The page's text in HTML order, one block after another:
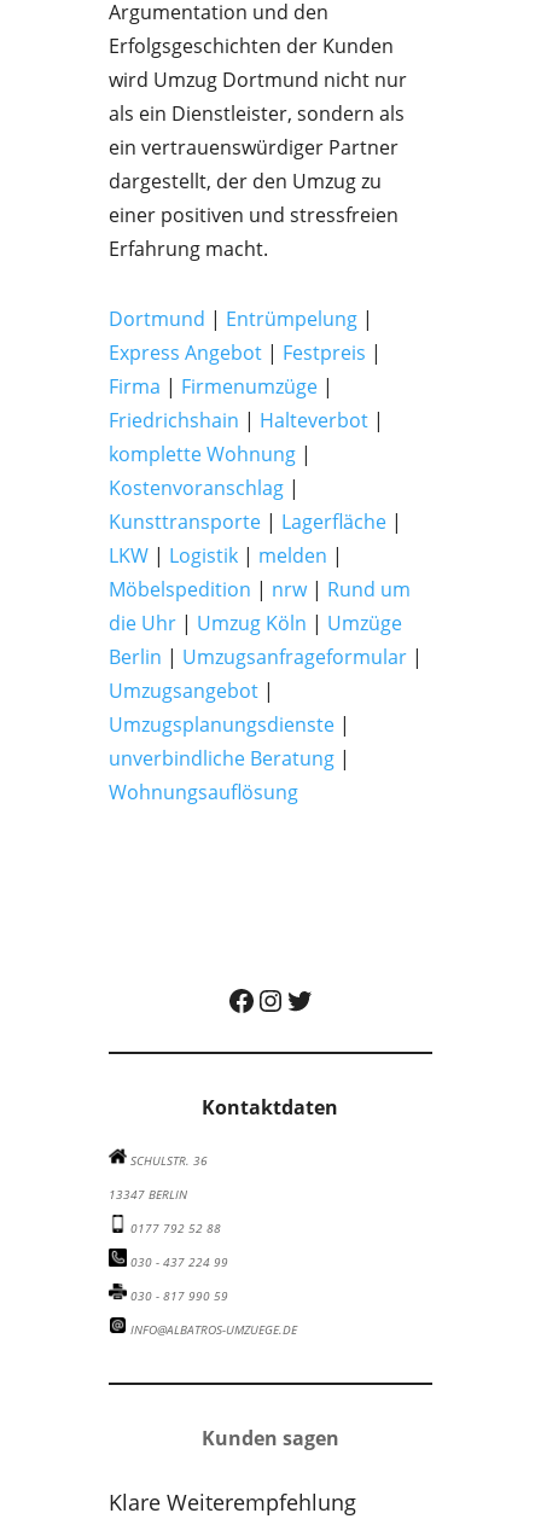
Argumentation und den
Erfolgsgeschichten der Kunden
wird Umzug Dortmund nicht nur
als ein Dienstleister, sondern als
ein vertrauenswürdiger Partner
dargestellt, der den Umzug zu
einer positiven und stressfreien
Erfahrung macht.
Dortmund | Entrümpelung|
Express Angebot| Festpreis |
Firma | Firmenumzüge|
Friedrichshain | Halteverbot|
komplette Wohnung|
Kostenvoranschlag|
Kunsttransporte| Lagerfläche|
LKW| Logistik| melden |
Möbelspedition | nrw| Rund um
die Uhr| Umzug Köln | Umzüge
Berlin | Umzugsanfrageformular|
Umzugsangebot|
Umzugsplanungsdienste|
unverbindliche Beratung|
Wohnungsauflösung
Albatros Umzugsunternehmen auf Facebook besuchen
Albatros Umzugsunternehmen auf Instagram besuchen
Albatros Umzugsunternehmen auf Twitter besuchen
Kontaktdaten
SCHULSTR. 36
13347 BERLIN
0177 792 52 88
030 - 437 224 99
030 - 817 990 59
INFO@ALBATROS-UMZUEGE.DE
Kunden sagen
Klare Weiterempfehlung